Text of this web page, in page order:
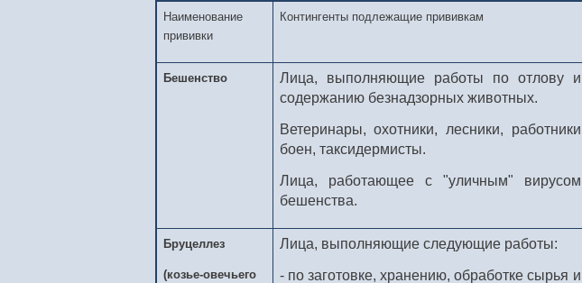
Наименование
прививки
Контингенты подлежащие прививкам
Бешенство
Лица, выполняющие работы по отлову и
содержанию безнадзорных животных.
Ветеринары, охотники, лесники, работники
боен, таксидермисты.
Лица, работающее с "уличным" вирусом
бешенства.
Бруцеллез
(козье-овечьего
Лица, выполняющие следующие работы:
- по заготовке, хранению, обработке сырья и